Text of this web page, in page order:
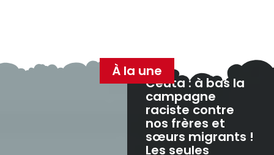
À la une
Ceuta : à bas la
campagne
raciste contre
nos frères et
sœurs migrants !
Les seules